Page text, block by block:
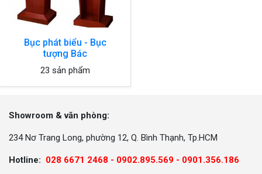
Bục phát biểu - Bục
tượng Bác
23 sản phẩm
Showroom & văn phòng:
234 Nơ Trang Long, phường 12, Q. Bình Thạnh, Tp.HCM
Hotline: 028 6671 2468 - 0902.895.569 - 0901.356.186